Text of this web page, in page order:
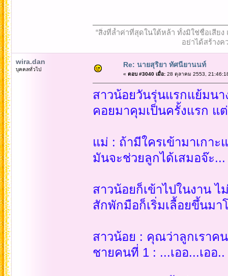
“สิ่งที่ล้ำค่าที่สุดในใต้หล้า ทั้งมิใช่ชื่อเสีย
อย่าได้สร้างค
wira.dan
บุคคลทั่วไป
Re: นายสุริยา ทัศนียานนท์
« ตอบ #3040 เมื่อ:28 ตุลาคม 2553,
สาวน้อยวันรุ่นแรกแย้มน
คอยมาคุมเป็นครั้งแรก แ
แม่ : ถ้ามีใครเข้ามาเกา
มันจะช่วยลูกได้เสมอจ๊ะ...
สาวน้อยก็เข้าไปในงาน
สักพักมือก็เริ่มเลื้อยขึ้นมา
สาวน้อย : คุณว่าลูกเราค
ชายคนที่ 1 : ...เออ...เออ..